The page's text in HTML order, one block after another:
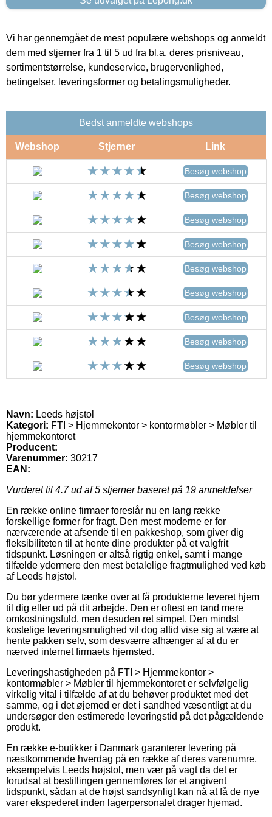
Vi har gennemgået de mest populære webshops og anmeldt
dem med stjerner fra 1 til 5 ud fra bl.a. deres prisniveau,
sortimentstørrelse, kundeservice, brugervenlighed,
betingelser, leveringsformer og betalingsmuligheder.
Bedst anmeldte webshops
Webshop Stjerner Link
Besøg webshop
Besøg webshop
Besøg webshop
Besøg webshop
Besøg webshop
Besøg webshop
Besøg webshop
Besøg webshop
Besøg webshop
Navn: Leeds højstol
Kategori: FTI > Hjemmekontor > kontormøbler > Møbler til
hjemmekontoret
Producent:
Varenummer: 30217
EAN:
Vurderet til 4.7ud af 5 stjerner baseret på 19 anmeldelser
En række online firmaer foreslår nu en lang række
forskellige former for fragt. Den mest moderne er for
nærværende at afsende til en pakkeshop, som giver dig
fleksibiliteten til at hente dine produkter på et valgfrit
tidspunkt. Løsningen er altså rigtig enkel, samt i mange
tilfælde ydermere den mest betalelige fragtmulighed ved køb
af Leeds højstol.
Du bør ydermere tænke over at få produkterne leveret hjem
til dig eller ud på dit arbejde. Den er oftest en tand mere
omkostningsfuld, men desuden ret simpel. Den mindst
kostelige leveringsmulighed vil dog altid vise sig at være at
hente pakken selv, som desværre afhænger af at du er
nærved internet firmaets hjemsted.
Leveringshastigheden på FTI > Hjemmekontor >
kontormøbler > Møbler til hjemmekontoret er selvfølgelig
virkelig vital i tilfælde af at du behøver produktet med det
samme, og i det øjemed er det i sandhed væsentligt at du
undersøger den estimerede leveringstid på det pågældende
produkt.
En række e-butikker i Danmark garanterer levering på
næstkommende hverdag på en række af deres varenumre,
eksempelvis Leeds højstol, men vær på vagt da det er
forudsat at bestillingen gennemføres før et angivent
tidspunkt, sådan at de højst sandsynligt kan nå at få de nye
varer ekspederet inden lagerpersonalet drager hjemad.